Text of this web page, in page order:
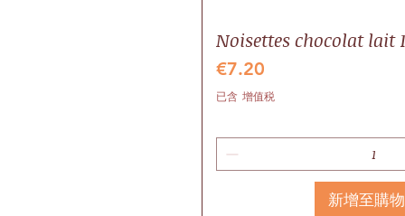
Noisettes chocolat lait
價格
€7.20
已含 增值税
新增至購